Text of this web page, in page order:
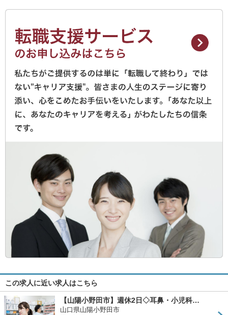
この求人に近い求人はこちら
【山陽小野田市】週休2日◇耳鼻・小児科…
山口県山陽小野田市